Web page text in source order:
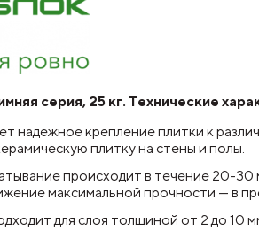
серия, 25 кг. Технические
надежное крепление плитки к
плитку на стены и полы.
происходит в течение 20-
максимальной прочности — в
для слоя толщиной от 2 до 10